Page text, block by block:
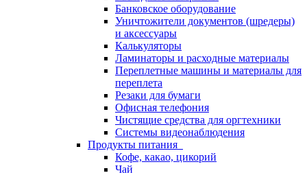
Банковское оборудование
Уничтожители документов (шредеры)
и аксессуары
Калькуляторы
Ламинаторы и расходные материалы
Переплетные машины и материалы для
переплета
Резаки для бумаги
Офисная телефония
Чистящие средства для оргтехники
Системы видеонаблюдения
Продукты питания
Кофе, какао, цикорий
Чай